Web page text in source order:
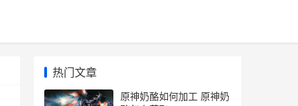
热门文章
原神奶酪如何加工 原神奶